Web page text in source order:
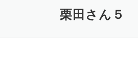
栗田さん５